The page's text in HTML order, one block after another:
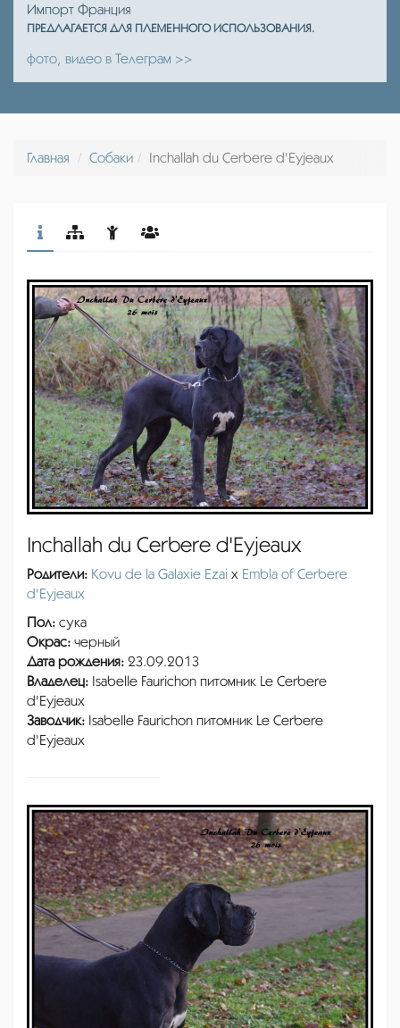
Импорт Франция
ПРЕДЛАГАЕТСЯ ДЛЯ ПЛЕМЕННОГО ИСПОЛЬЗОВАНИЯ.
фото, видео в Телеграм >>
Главная Собаки Inchallah du Cerbere d'Eyjeaux
Inchallah du Cerbere d'Eyjeaux
Родители: Kovu de la Galaxie Ezai x Embla of Cerbere
d'Eyjeaux
Пол: сука
Окрас: черный
Дата рождения: 23.09.2013
Владелец: Isabelle Faurichon питомник Le Cerbere
d'Eyjeaux
Заводчик: Isabelle Faurichon питомник Le Cerbere
d'Eyjeaux